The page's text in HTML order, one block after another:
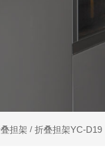
担架 / 折叠担架YC-D19